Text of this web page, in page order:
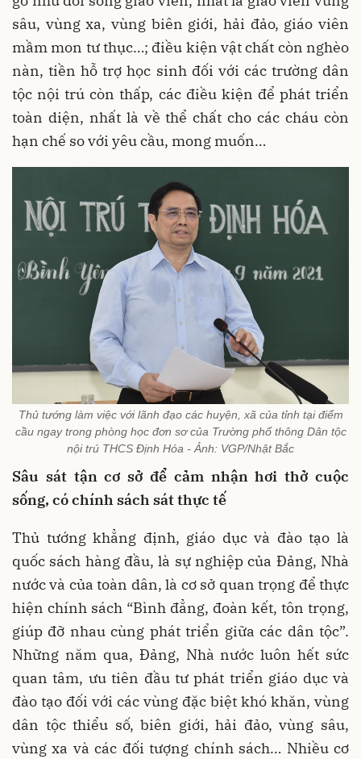
sâu, vùng xa, vùng biên giới, hải đảo, giáo viên
mầm mon tư thục…; điều kiện vật chất còn nghèo
nàn, tiền hỗ trợ học sinh đối với các trường dân
tộc nội trú còn thấp, các điều kiện để phát triển
toàn diện, nhất là về thể chất cho các cháu còn
hạn chế so với yêu cầu, mong muốn…
Thủ tướng làm việc với lãnh đạo các huyện, xã của tỉnh tại điểm
cầu ngay trong phòng học đơn sơ của Trường phổ thông Dân tộc
nội trú THCS Định Hóa - Ảnh: VGP/Nhật Bắc
Sâu sát tận cơ sở để cảm nhận hơi thở cuộc
sống, có chính sách sát thực tế
Thủ tướng khẳng định, giáo dục và đào tạo là
quốc sách hàng đầu, là sự nghiệp của Đảng, Nhà
nước và của toàn dân, là cơ sở quan trọng để thực
hiện chính sách “Bình đẳng, đoàn kết, tôn trọng,
giúp đỡ nhau cùng phát triển giữa các dân tộc”.
Những năm qua, Đảng, Nhà nước luôn hết sức
quan tâm, ưu tiên đầu tư phát triển giáo dục và
đào tạo đối với các vùng đặc biệt khó khăn, vùng
dân tộc thiểu số, biên giới, hải đảo, vùng sâu,
vùng xa và các đối tượng chính sách… Nhiều cơ